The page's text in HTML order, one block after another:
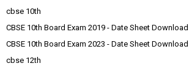
cbse 10th
CBSE 10th Board Exam 2019 - Date Sheet Download
CBSE 10th Board Exam 2023 - Date Sheet Download
cbse 12th